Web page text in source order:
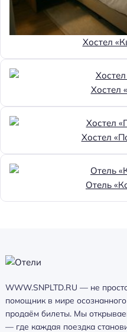
Хостел
Хостел
Хостел
Отель
WWW.SNPLTD.RU — не
помощник в мире
продаём билеты. Мы
— где каждая поездка